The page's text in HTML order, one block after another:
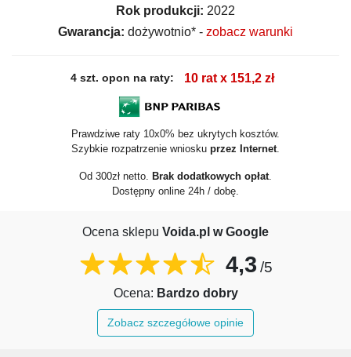
Rok produkcji: 2022
Gwarancja: dożywotnio* - zobacz warunki
4 szt. opon na raty: 10 rat x 151,2 zł
Prawdziwe raty 10x0% bez ukrytych kosztów.
Szybkie rozpatrzenie wniosku przez Internet
Od 300zł netto. Brak dodatkowych opłat
Dostępny online 24h / dobę.
Ocena sklepu Voida.pl w Google
4,3 /5
Ocena: Bardzo dobry
Zobacz szczegółowe opinie